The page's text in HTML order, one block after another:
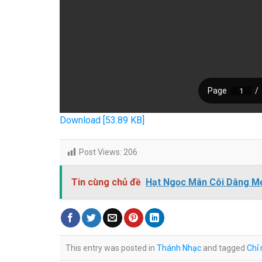
Download [53.89 KB]
Post Views: 206
Tin cùng chủ đề Hạt Ngọc Mân Côi Dâng
This entry was posted in Thánh Nhạc and tagged Chỉ